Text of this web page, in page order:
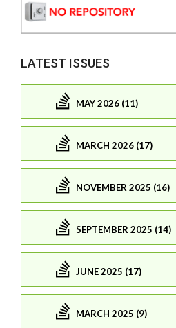
LATEST ISSUES
MAY 2026 (11)
MARCH 2026 (17)
NOVEMBER 2025 (16)
SEPTEMBER 2025 (14)
JUNE 2025 (17)
MARCH 2025 (9)